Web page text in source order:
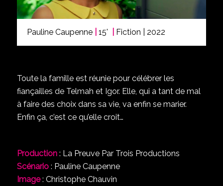
Pauline Caupenne 15' Fiction | 2022
Toute la famille est réunie pour célébrer les
fiançailles de Telmah et Igor. Elle, qui a tant de mal
à faire des choix dans sa vie, va enfin se marier.
Enfin ça, c’est ce qu’elle croit…
Production: La Preuve Par Trois Productions
Scénario: Pauline Caupenne
Image: Christophe Chauvin